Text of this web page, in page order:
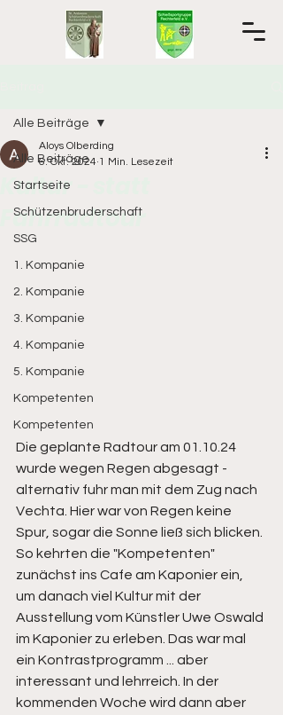
Alle Beiträge
Startseite
Schützenbruderschaft
SSG
1. Kompanie
2. Kompanie
3. Kompanie
4. Kompanie
5. Kompanie
Kompetenten
Kompetenten
Alle Beiträge
Kultur - statt
Fahrradtour
Aloys Olberding
6. Okt. 2024 1 Min. Lesezeit
Die geplante Radtour am 01.10.24
wurde wegen Regen abgesagt -
alternativ fuhr man mit dem Zug nach
Vechta. Hier war von Regen keine
Spur, sogar die Sonne ließ sich blicken.
So kehrten die "Kompetenten"
zunächst ins Cafe am Kaponier ein,
um danach viel Kultur mit der
Ausstellung vom Künstler Uwe Oswald
im Kaponier zu erleben. Das war mal
ein Kontrastprogramm ... aber
interessant und lehrreich. In der
kommenden Woche wird dann aber